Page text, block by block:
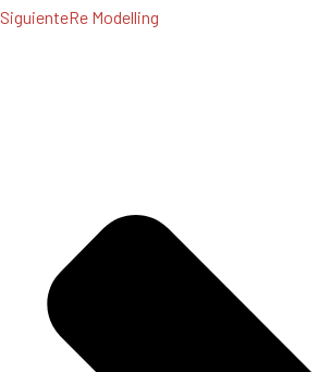
SiguienteRe Modelling